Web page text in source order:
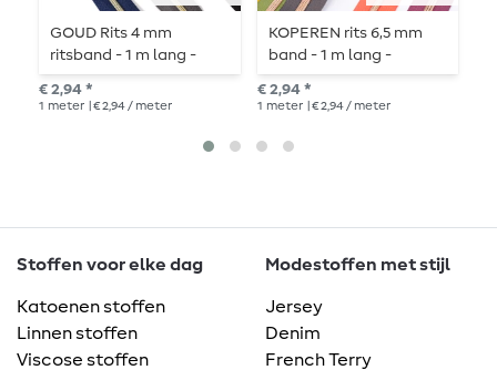
GOUD Rits 4 mm
ritsband - 1 m lang -
gemetalliseerd
€ 2,94 *
1 meter | € 2,94 / meter
KOPEREN rits 6,5 mm
band - 1 m lang -
gemetalliseerd
€ 2,94 *
1 meter | € 2,94 / meter
Stoffen voor elke dag
Katoenen stoffen
Linnen stoffen
Viscose stoffen
Modestoffen met stijl
Jersey
Denim
French Terry